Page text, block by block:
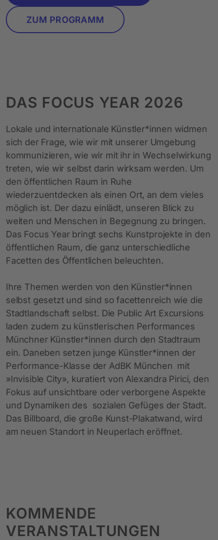
ZUM PROGRAMM
DAS FOCUS YEAR 2026
Lokale und internationale Künstler*innen widmen
sich der Frage, wie wir mit unserer Umgebung
kommunizieren, wie wir mit ihr in Wechselwirkung
treten, wie wir selbst darin wirksam werden. Um
den öffentlichen Raum in Ruhe
wiederzuentdecken als einen Ort, an dem vieles
möglich ist. Der dazu einlädt, unseren Blick zu
weiten und Menschen in Begegnung zu bringen.
Das Focus Year bringt sechs Kunstprojekte in den
öffentlichen Raum, die ganz unterschiedliche
Facetten des Öffentlichen beleuchten.
Ihre Themen werden von den Künstler*innen
selbst gesetzt und sind so facettenreich wie die
Stadtlandschaft selbst. Die Public Art Excursions
laden zudem zu künstlerischen Performances
Münchner Künstler*innen durch den Stadtraum
ein. Daneben setzen junge Künstler*innen der
Performance-Klasse der AdBK München mit
»Invisible City», kuratiert von Alexandra Pirici, den
Fokus auf unsichtbare oder verborgene Aspekte
und Dynamiken des sozialen Gefüges der Stadt.
Das Billboard, die große Kunst-Plakatwand, wird
am neuen Standort in Neuperlach eröffnet.
KOMMENDE
VERANSTALTUNGEN